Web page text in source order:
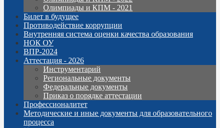
Олимпиады и КПМ - 2021
Билет в будущее
Противодействие коррупции
Внутренняя система оценки качества образования
НОК ОУ
ВПР-2024
Аттестация - 2026
Инструментарий
Региональные документы
Федеральные документы
Приказ о порядке аттестации
Профессионалитет
Методические и иные документы для образовательного
процесса